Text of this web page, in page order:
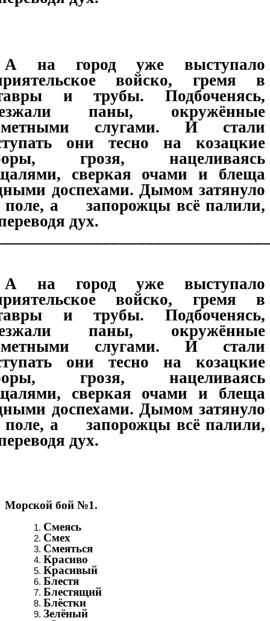
А на город уже выступало
войско, гремя в
и трубы. Подбоченясь,
паны, окружённые
слугами. И стали
они тесно на козацкие
грозя, нацеливаясь
сверкая очами и блеща
доспехами. Дымом затянуло
поле, а запорожцы всё палили,
дух.
А на город уже выступало
войско, гремя в
и трубы. Подбоченясь,
паны, окружённые
слугами. И стали
они тесно на козацкие
грозя, нацеливаясь
сверкая очами и блеща
доспехами. Дымом затянуло
поле, а запорожцы всё палили,
дух.
Морской бой №1.
Смеясь
Смех
Смеяться
Красиво
Красивый
Блестя
Блестящий
Блёстки
Зелёный